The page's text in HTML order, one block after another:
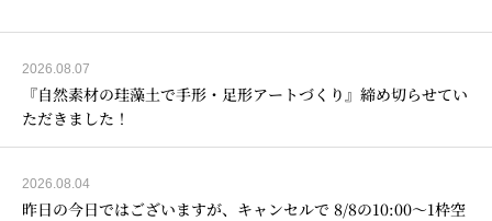
2026.08.07
『自然素材の珪藻土で手形・足形アートづくり』締め切らせてい
ただきました！
2026.08.04
昨日の今日ではございますが、キャンセルで 8/8の10:00～1枠空